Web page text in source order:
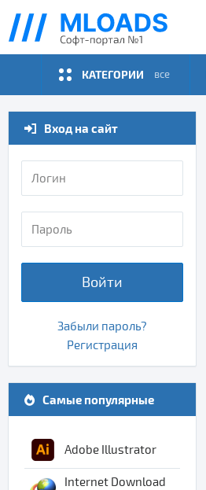
КАТЕГОРИИ все
Вход на сайт
Войти
Забыли пароль?
Регистрация
Самые популярные
Adobe Illustrator
Internet Download